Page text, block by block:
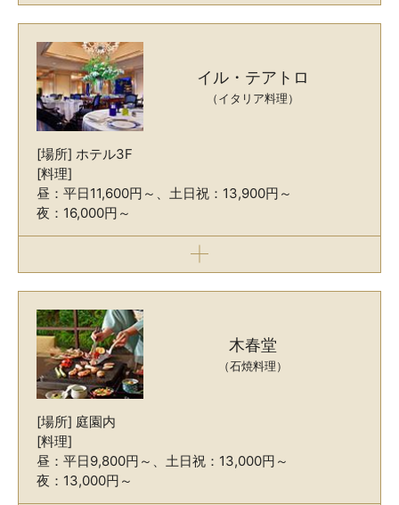
イル・テアトロ
（イタリア料理）
[場所] ホテル3F
[料理]
昼：平日11,600円～、土日祝：13,900円～
夜：16,000円～
木春堂
（石焼料理）
[場所] 庭園内
[料理]
昼：平日9,800円～、土日祝：13,000円～
夜：13,000円～